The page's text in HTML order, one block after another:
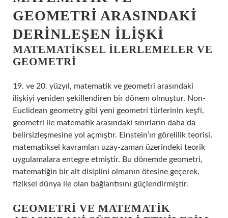
GEOMETRI ARASINDAKI
DERINLEŞEN İLIŞKI
MATEMATIKSEL İLERLEMELER VE
GEOMETRI
19. ve 20. yüzyıl, matematik ve geometri arasındaki
ilişkiyi yeniden şekillendiren bir dönem olmuştur. Non-
Euclidean geometry gibi yeni geometri türlerinin keşfi,
geometri ile matematik arasındaki sınırların daha da
belirsizleşmesine yol açmıştır. Einstein’ın görelilik teorisi,
matematiksel kavramları uzay-zaman üzerindeki teorik
uygulamalara entegre etmiştir. Bu dönemde geometri,
matematiğin bir alt disiplini olmanın ötesine geçerek,
fiziksel dünya ile olan bağlantısını güçlendirmiştir.
GEOMETRI VE MATEMATIK